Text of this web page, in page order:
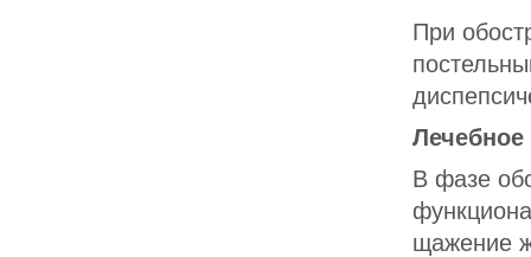
При
Лечебное
В фазе
щажение